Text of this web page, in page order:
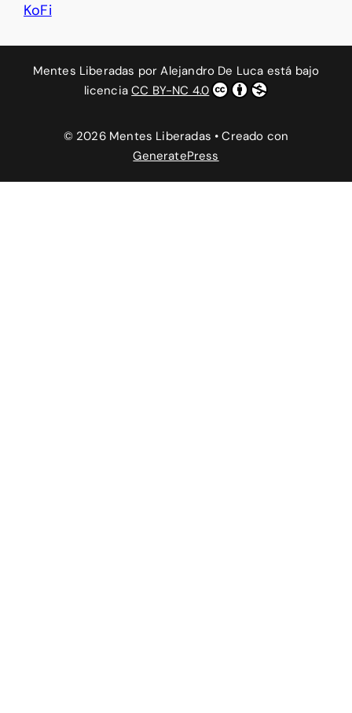
KoFi
Mentes Liberadas porAlejandro De Luca está bajo
licenciaCC BY-NC 4.0
© 2026 Mentes Liberadas • Creado con
GeneratePress